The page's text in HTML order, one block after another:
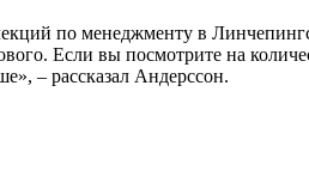
по менеджменту в
Если вы посмотрите на
– рассказал Андерссон.